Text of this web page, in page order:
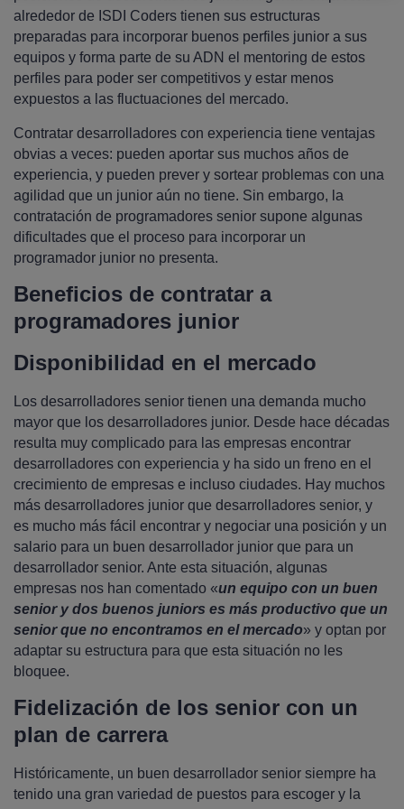
alrededor de ISDI Coders tienen sus estructuras
preparadas para incorporar buenos perfiles junior a sus
equipos y forma parte de su ADN el mentoring de estos
perfiles para poder ser competitivos y estar menos
expuestos a las fluctuaciones del mercado.
Contratar desarrolladores con experiencia tiene ventajas
obvias a veces: pueden aportar sus muchos años de
experiencia, y pueden prever y sortear problemas con una
agilidad que un junior aún no tiene. Sin embargo, la
contratación de programadores senior supone algunas
dificultades que el proceso para incorporar un
programador junior no presenta.
Beneficios de contratar a
programadores junior
Disponibilidad en el mercado
Los desarrolladores senior tienen una demanda mucho
mayor que los desarrolladores junior. Desde hace décadas
resulta muy complicado para las empresas encontrar
desarrolladores con experiencia y ha sido un freno en el
crecimiento de empresas e incluso ciudades. Hay muchos
más desarrolladores junior que desarrolladores senior, y
es mucho más fácil encontrar y negociar una posición y un
salario para un buen desarrollador junior que para un
desarrollador senior. Ante esta situación, algunas
empresas nos han comentado «un equipo con un buen
senior y dos buenos juniors es más productivo que un
senior que no encontramos en el mercado» y optan por
adaptar su estructura para que esta situación no les
bloquee.
Fidelización de los senior con un
plan de carrera
Históricamente, un buen desarrollador senior siempre ha
tenido una gran variedad de puestos para escoger y la